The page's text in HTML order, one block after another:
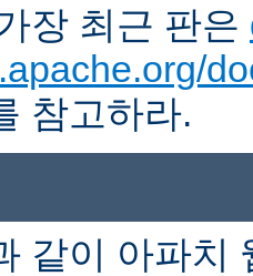
장 최근 판은
참고하라.
같이 아파치